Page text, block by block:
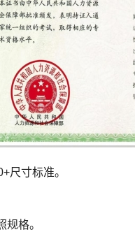
尺寸标准。
格。